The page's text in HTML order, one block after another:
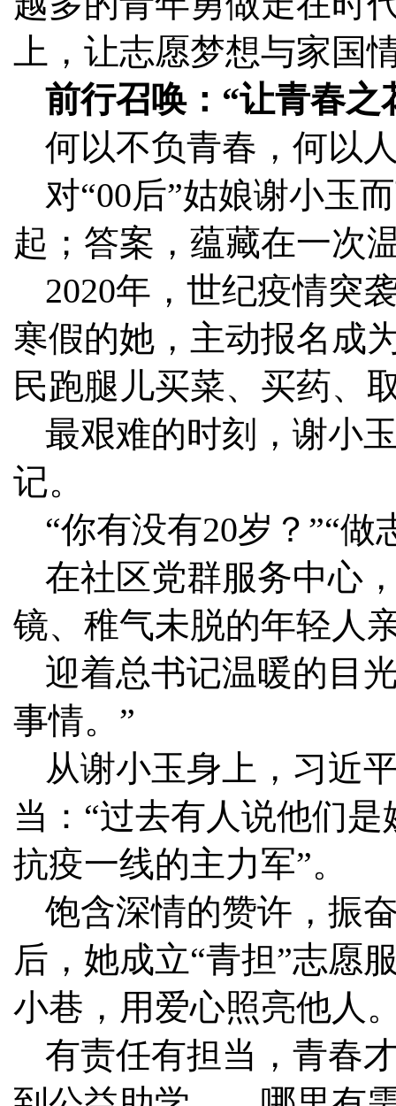
上，让志愿梦想与家国
前行召唤：“让青春
何以不负青春，何以
对“00后”姑娘谢小玉
起；答案，蕴藏在一次
2020年，世纪疫情突
寒假的她，主动报名成
民跑腿儿买菜、买药、
最艰难的时刻，谢小
记。
“你有没有20岁？”“做
在社区党群服务中心
镜、稚气未脱的年轻人
迎着总书记温暖的目
事情。”
从谢小玉身上，习近
当：“过去有人说他们
抗疫一线的主力军”。
饱含深情的赞许，振
后，她成立“青担”志愿
小巷，用爱心照亮他人
有责任有担当，青春